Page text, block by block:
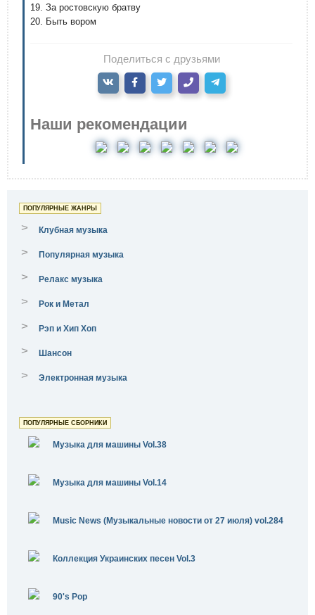
19. За ростовскую братву
20. Быть вором
Поделиться с друзьями
Наши рекомендации
ПОПУЛЯРНЫЕ ЖАНРЫ
> Клубная музыка
> Популярная музыка
> Релакс музыка
> Рок и Метал
> Рэп и Хип Хоп
> Шансон
> Электронная музыка
ПОПУЛЯРНЫЕ СБОРНИКИ
Музыка для машины Vol.38
Музыка для машины Vol.14
Music News (Музыкальные новости от 27 июля) vol.284
Коллекция Украинских песен Vol.3
90's Pop